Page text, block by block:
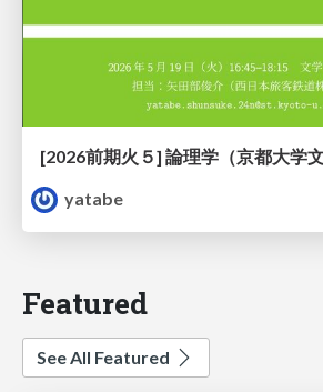
yatabe
Featured
See All Featured